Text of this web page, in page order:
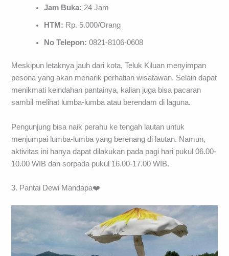
Jam Buka: 24 Jam
HTM: Rp. 5.000/Orang
No Telepon:0821-8106-0608
Meskipun letaknya jauh dari kota, Teluk Kiluan menyimpan
pesona yang akan menarik perhatian wisatawan. Selain dapat
menikmati keindahan pantainya, kalian juga bisa pacaran
sambil melihat lumba-lumba atau berendam di laguna.
Pengunjung bisa naik perahu ke tengah lautan untuk
menjumpai lumba-lumba yang berenang di lautan. Namun,
aktivitas ini hanya dapat dilakukan pada pagi hari pukul 06.00-
10.00 WIB dan sorpada pukul 16.00-17.00 WIB.
3. Pantai Dewi Mandapa❤️